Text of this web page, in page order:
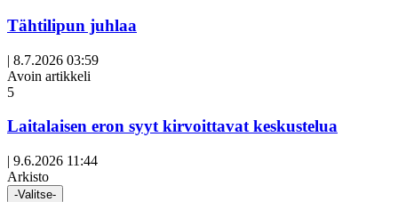
Tähtilipun juhlaa
| 8.7.2026 03:59
Avoin artikkeli
5
Laitalaisen eron syyt kirvoittavat keskustelua
| 9.6.2026 11:44
Arkisto
-Valitse-